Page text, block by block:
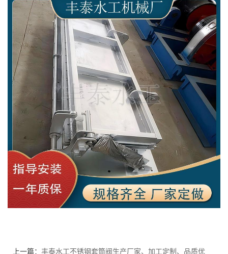
上一篇： 丰泰水工不锈钢套筒阀生产厂家、加工定制、品质优